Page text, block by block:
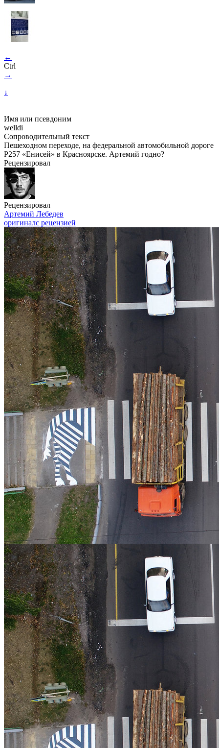
←
Ctrl
→
↓
Имя или псевдоним
welldi
Сопроводительный текст
Пешеходном переходе, на федеральной автомобильной дороге
Р257 «Енисей» в Красноярске. Артемий годно?
Рецензировал
Рецензировал
Артемий Лебедев
оригиналс рецензией